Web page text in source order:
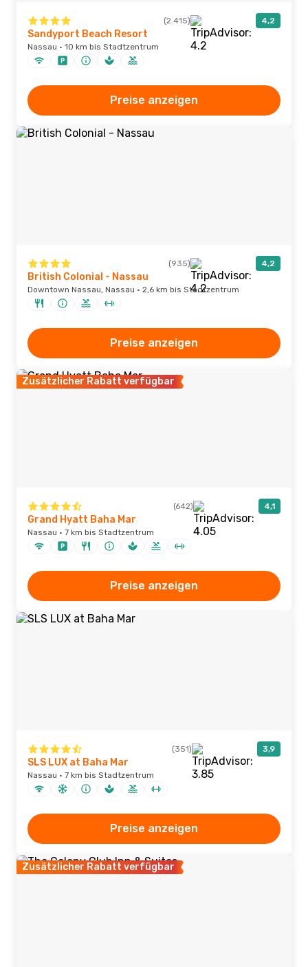
(2.415) 4,2
Sandyport Beach Resort
Nassau · 10 km bis Stadtzentrum
Preise anzeigen
(935) 4,2
British Colonial - Nassau
Downtown Nassau, Nassau · 2,6 km bis Stadtzentrum
Preise anzeigen
Zusätzlicher Rabatt verfügbar
(642) 4,1
Grand Hyatt Baha Mar
Nassau · 7 km bis Stadtzentrum
Preise anzeigen
(351) 3,9
SLS LUX at Baha Mar
Nassau · 7 km bis Stadtzentrum
Preise anzeigen
Zusätzlicher Rabatt verfügbar